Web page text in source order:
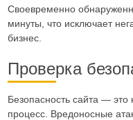
Своевременно
минуты, что исключает
бизнес.
Проверка
Безопасность сайта —
процесс. Вредоносные